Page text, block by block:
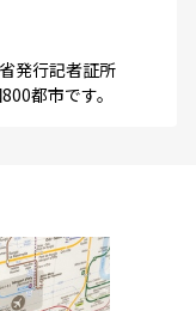
発行記者証所
都市です。